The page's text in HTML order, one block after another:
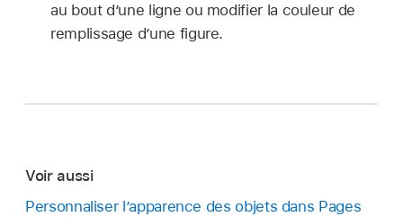
au bout d’une ligne ou modifier la couleur de
remplissage d’une figure.
Voir aussi
Personnaliser l’apparence des objets dans Pages